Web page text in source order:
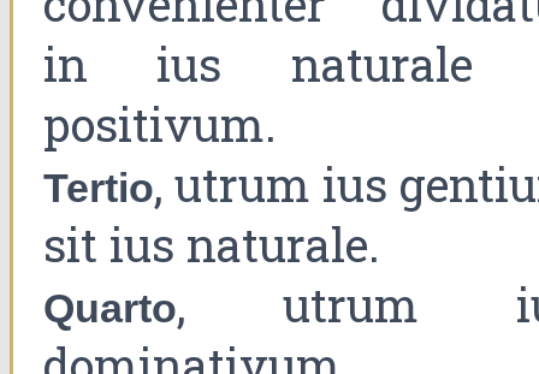
in ius naturale
positivum.
Tertio, utrum ius
sit ius naturale.
Quarto, utrum